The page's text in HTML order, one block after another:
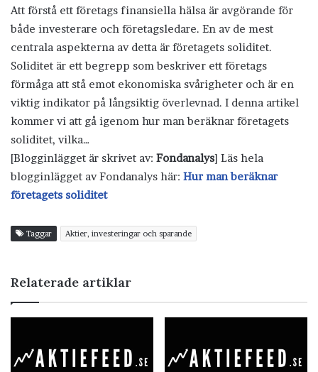
Att förstå ett företags finansiella hälsa är avgörande för
både investerare och företagsledare. En av de mest
centrala aspekterna av detta är företagets soliditet.
Soliditet är ett begrepp som beskriver ett företags
förmåga att stå emot ekonomiska svårigheter och är en
viktig indikator på långsiktig överlevnad. I denna artikel
kommer vi att gå igenom hur man beräknar företagets
soliditet, vilka…
[Blogginlägget är skrivet av: Fondanalys] Läs hela
blogginlägget av Fondanalys här: Hur man beräknar
företagets soliditet
Taggar Aktier, investeringar och sparande
Relaterade artiklar